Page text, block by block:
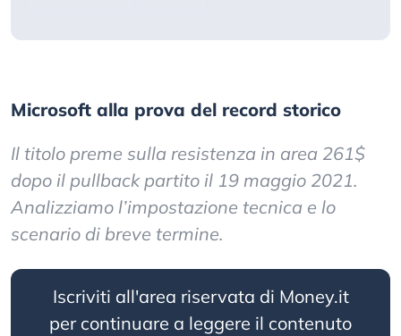
Microsoft alla prova del record storico
Il titolo preme sulla resistenza in area 261$
dopo il pullback partito il 19 maggio 2021.
Analizziamo l’impostazione tecnica e lo
scenario di breve termine.
Iscriviti all'area riservata di Money.it
per continuare a leggere il contenuto